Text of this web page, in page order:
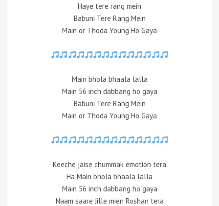
Haye tere rang mein
Babuni Tere Rang Mein
Main or Thoda Young Ho Gaya
Main bhola bhaala lalla
Main 56 inch dabbang ho gaya
Babuni Tere Rang Mein
Main or Thoda Young Ho Gaya
Keeche jaise chummak emotion tera
Ha Main bhola bhaala lalla
Main 56 inch dabbang ho gaya
Naam saare Jille mien Roshan tera